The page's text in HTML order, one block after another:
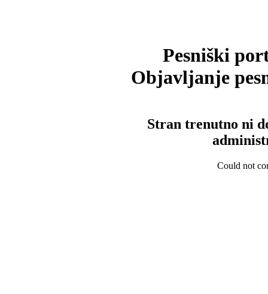
Pesniški
Objavljanje
Stran trenutno ni
Could not